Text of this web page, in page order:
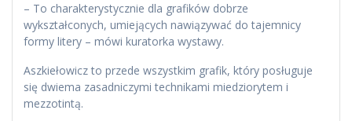
– To charakterystycznie dla grafików dobrze
wykształconych, umiejących nawiązywać do tajemnicy
formy litery – mówi kuratorka wystawy.
Aszkiełowicz to przede wszystkim grafik, który posługuje
się dwiema zasadniczymi technikami miedziorytem i
mezzotintą.